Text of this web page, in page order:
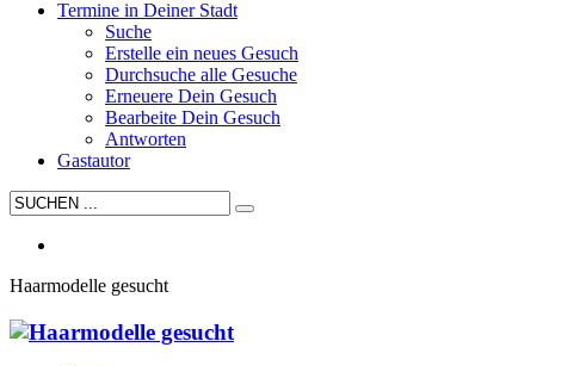
Termine in Deiner Stadt
Suche
Erstelle ein neues Gesuch
Durchsuche alle Gesuche
Erneuere Dein Gesuch
Bearbeite Dein Gesuch
Antworten
Gastautor
Haarmodelle gesucht